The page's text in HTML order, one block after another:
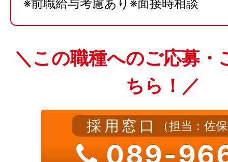
※前職給与考慮あり※面接時相談
＼この職種へのご応募・
ちら！／
採用窓口 （担当：佐
089-